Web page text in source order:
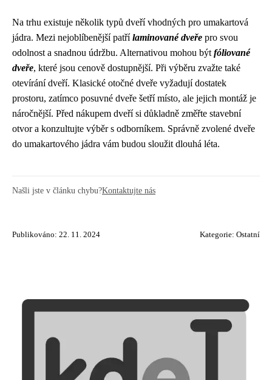
Na trhu existuje několik typů dveří vhodných pro umakartová
jádra. Mezi nejoblíbenější patřílaminované dveře pro svou
odolnost a snadnou údržbu. Alternativou mohou být fóliované
dveře, které jsou cenově dostupnější. Při výběru zvažte také
otevírání dveří. Klasické otočné dveře vyžadují dostatek
prostoru, zatímco posuvné dveře šetří místo, ale jejich montáž je
náročnější. Před nákupem dveří si důkladně změřte stavební
otvor a konzultujte výběr s odborníkem. Správně zvolené dveře
do umakartového jádra vám budou sloužit dlouhá léta.
Našli jste v článku chybu?Kontaktujte nás
Publikováno: 22. 11. 2024 Kategorie: Ostatní